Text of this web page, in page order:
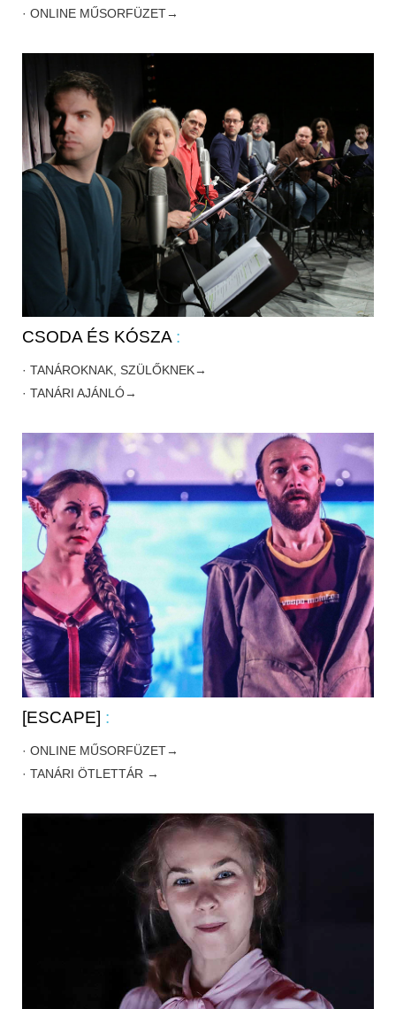
· ONLINE MŰSORFÜZET→
CSODA ÉS KÓSZA :
· TANÁROKNAK, SZÜLŐKNEK→
· TANÁRI AJÁNLÓ→
[ESCAPE] :
· ONLINE MŰSORFÜZET→
· TANÁRI ÖTLETTÁR →